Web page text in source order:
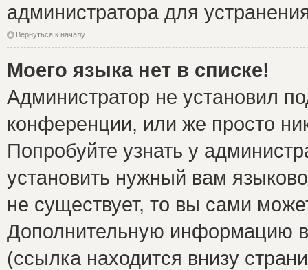
администратора для
Вернуться к началу
Моего языка нет в списке!
Администратор не установил
конференции, или же просто
Попробуйте узнать у
установить нужный вам
не существует, то вы сами
Дополнительную информацию
(ссылка находится внизу